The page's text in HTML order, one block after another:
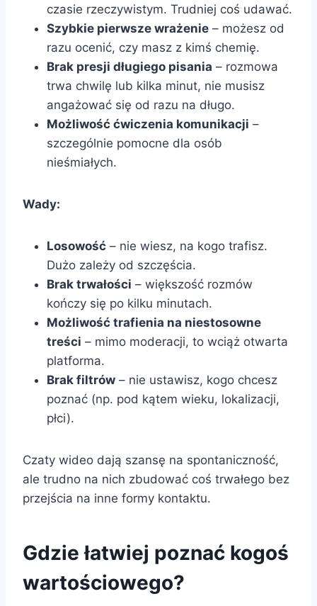
czasie rzeczywistym. Trudniej coś udawać.
Szybkie pierwsze wrażenie – możesz od
razu ocenić, czy masz z kimś chemię.
Brak presji długiego pisania – rozmowa
trwa chwilę lub kilka minut, nie musisz
angażować się od razu na długo.
Możliwość ćwiczenia komunikacji –
szczególnie pomocne dla osób
nieśmiałych.
Wady:
Losowość – nie wiesz, na kogo trafisz.
Dużo zależy od szczęścia.
Brak trwałości – większość rozmów
kończy się po kilku minutach.
Możliwość trafienia na niestosowne
treści – mimo moderacji, to wciąż otwarta
platforma.
Brak filtrów – nie ustawisz, kogo chcesz
poznać (np. pod kątem wieku, lokalizacji,
płci).
Czaty wideo dają szansę na spontaniczność,
ale trudno na nich zbudować coś trwałego bez
przejścia na inne formy kontaktu.
Gdzie łatwiej poznać kogoś
wartościowego?